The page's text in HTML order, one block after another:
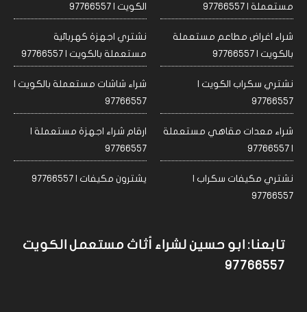
مستعملة | 97766557
الكويت | 97766557
شراء اغراض مطاعم مستعملة
بالكويت | 97766557
نشتري اجهزة كهربائية
مستعملة بالكويت | 97766557
نشتري سكراب الكويت |
97766557
شراء شاشات مستعملة بالكويت |
97766557
شراء معدات مقاهي مستعملة
| 97766557
ارقام شراء اجهزة مستعملة |
97766557
نشتري مكيفات سكراب |
97766557
يشترون مكيفات | 97766557
تابعنا: ابو حسين لشراء أثاث مستعمل الكويت
97766557